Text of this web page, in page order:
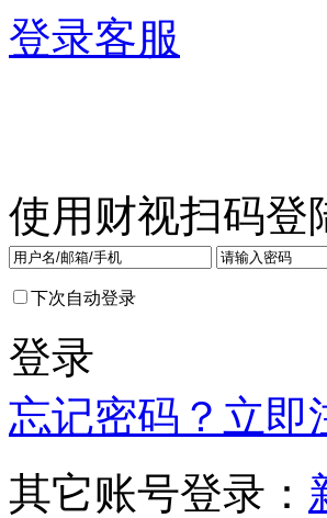
登录客服
使用财视扫码登
下次自动登录
登录
忘记密码？ 立即
其它账号登录：